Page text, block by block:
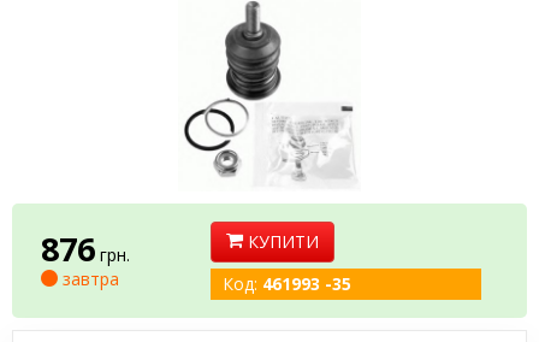
876 грн.
завтра
КУПИТИ
Код: 461993 -35